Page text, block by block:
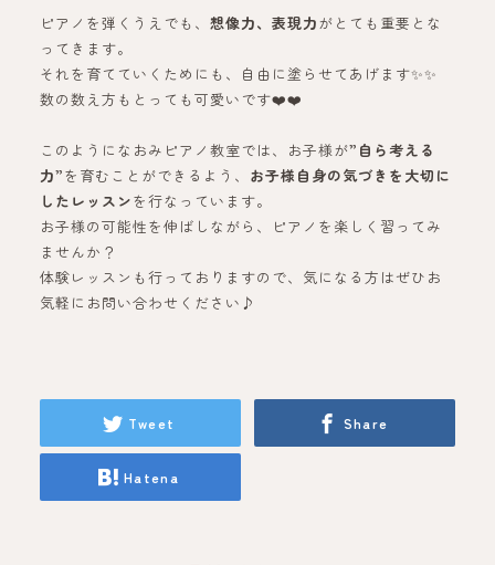
ピアノを弾くうえでも、 想像力、表現力がとても重要とな
ってきます。
それを育てていくためにも、自由に塗らせてあげます✨✨
数の数え方もとっても可愛いです❤️❤️
このようになおみピアノ教室では、お子様が”自ら考える
力”を育むことができるよう、 お子様自身の気づきを大切に
したレッスンを行なっています。
お子様の可能性を伸ばしながら、ピアノを楽しく習ってみ
ませんか？
体験レッスンも行っておりますので、気になる方はぜひお
気軽にお問い合わせください♪
Tweet Share
Hatena